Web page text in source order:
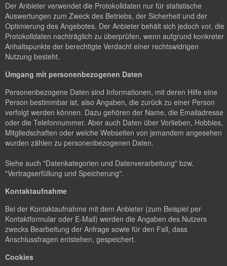
Der Anbieter verwendet die Protokolldaten nur für statistische
Auswertungen zum Zweck des Betriebs, der Sicherheit und der
Optimierung des Angebotes. Der Anbieter behält sich jedoch vor, die
Protokolldaten nachträglich zu überprüfen, wenn aufgrund konkreter
Anhaltspunkte der berechtigte Verdacht einer rechtswidrigen
Nutzung besteht.
Umgang mit personenbezogenen Daten
Personenbezogene Daten sind Informationen, mit deren Hilfe eine
Person bestimmbar ist, also Angaben, die zurück zu einer Person
verfolgt werden können. Dazu gehören der Name, die Emailadresse
oder die Telefonnummer. Aber auch Daten über Vorlieben, Hobbies,
Mitgliedschaften oder welche Webseiten von jemandem angesehen
wurden zählen zu personenbezogenen Daten.
Siehe auch "Datenkategorien und Datenverarbeitung" bzw.
"Vertragserfüllung und Speicherung".
Kontaktaufnahme
Bei der Kontaktaufnahme mit dem Anbieter (zum Beispiel per
Kontaktformular oder E-Mail) werden die Angaben des Nutzers
zwecks Bearbeitung der Anfrage sowie für den Fall, dass
Anschlussfragen entstehen, gespeichert.
Cookies